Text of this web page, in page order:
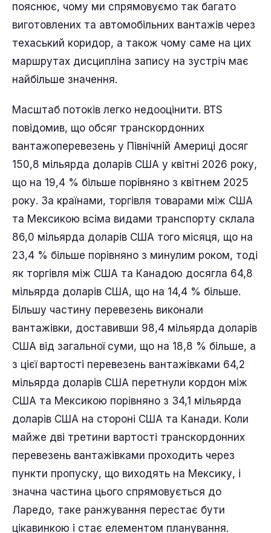
пояснює, чому ми спрямовуємо так багато
виготовлених та автомобільних вантажів через
техаський коридор, а також чому саме на цих
маршрутах дисципліна запису на зустріч має
найбільше значення.
Масштаб потоків легко недооцінити. BTS
повідомив, що обсяг транскордонних
вантажоперевезень у Північній Америці досяг
150,8 мільярда доларів США у квітні 2026 року,
що на 19,4 % більше порівняно з квітнем 2025
року. За країнами, торгівля товарами між США
та Мексикою всіма видами транспорту склала
86,0 мільярда доларів США того місяця, що на
23,4 % більше порівняно з минулим роком, тоді
як торгівля між США та Канадою досягла 64,8
мільярда доларів США, що на 14,4 % більше.
Більшу частину перевезень виконали
вантажівки, доставивши 98,4 мільярда доларів
США від загальної суми, що на 18,8 % більше, а
з цієї вартості перевезень вантажівками 64,2
мільярда доларів США перетнули кордон між
США та Мексикою порівняно з 34,1 мільярда
доларів США на стороні США та Канади. Коли
майже дві третини вартості транскордонних
перевезень вантажівками проходить через
пункти пропуску, що виходять на Мексику, і
значна частина цього спрямовується до
Ларедо, таке ранжування перестає бути
цікавинкою і стає елементом планування.